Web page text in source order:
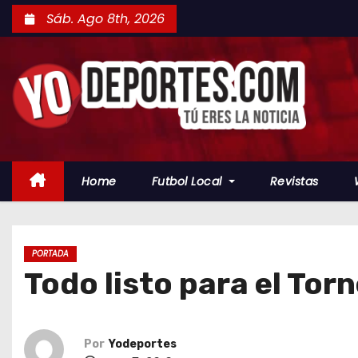
a
l
Sáb. Ago 8th, 2026
Home Futbol Local Revistas
PORTADA
Todo listo para el
Por Yodeportes